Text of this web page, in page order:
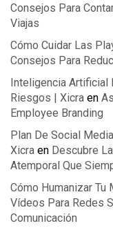
Consejos Para
Viajas
Cómo Cuidar Las
Consejos Para
Inteligencia Artificial
Riesgos | Xicra en
Employee Branding
Plan De Social
Xicra en Descubre
Atemporal Que
Cómo Humanizar Tu
Vídeos Para Redes
Comunicación